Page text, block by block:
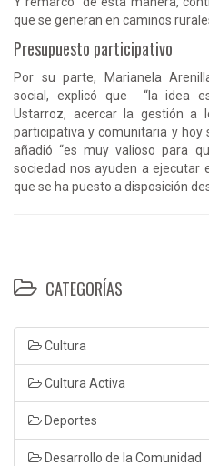
que se generan en caminos
Presupuesto participativo
Por su parte, Marianela
social, explicó que “la idea
Ustarroz, acercar la gestión a
participativa y comunitaria y hoy
añadió “es muy valioso para
sociedad nos ayuden a ejecutar
que se ha puesto a disposición
CATEGORÍAS
Cultura
Cultura Activa
Deportes
Desarrollo de la Comunidad